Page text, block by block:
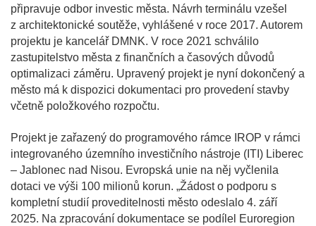
připravuje odbor investic města. Návrh terminálu vzešel
z architektonické soutěže, vyhlášené v roce 2017. Autorem
projektu je kancelář DMNK. V roce 2021 schválilo
zastupitelstvo města z finančních a časových důvodů
optimalizaci záměru. Upravený projekt je nyní dokončený a
město má k dispozici dokumentaci pro provedení stavby
včetně položkového rozpočtu.
Projekt je zařazený do programového rámce IROP v rámci
integrovaného územního investičního nástroje (ITI) Liberec
– Jablonec nad Nisou. Evropská unie na něj vyčlenila
dotaci ve výši 100 milionů korun. „Žádost o podporu s
kompletní studií proveditelnosti město odeslalo 4. září
2025. Na zpracování dokumentace se podílel Euroregion